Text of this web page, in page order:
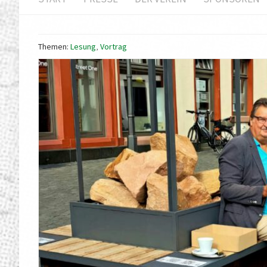
Themen: Lesung, Vortrag